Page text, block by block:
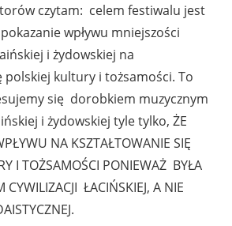
czytam: celem festiwalu jest
wpływu mniejszości
i żydowskiej na
polskiej kultury i tożsamości. To
się dorobkiem muzycznym
i żydowskiej tyle tylko, ŻE
NA KSZTAŁTOWANIE SIĘ
I TOŻSAMOŚCI PONIEWAŻ BYŁA
CYWILIZACJI ŁACIŃSKIEJ, A NIE